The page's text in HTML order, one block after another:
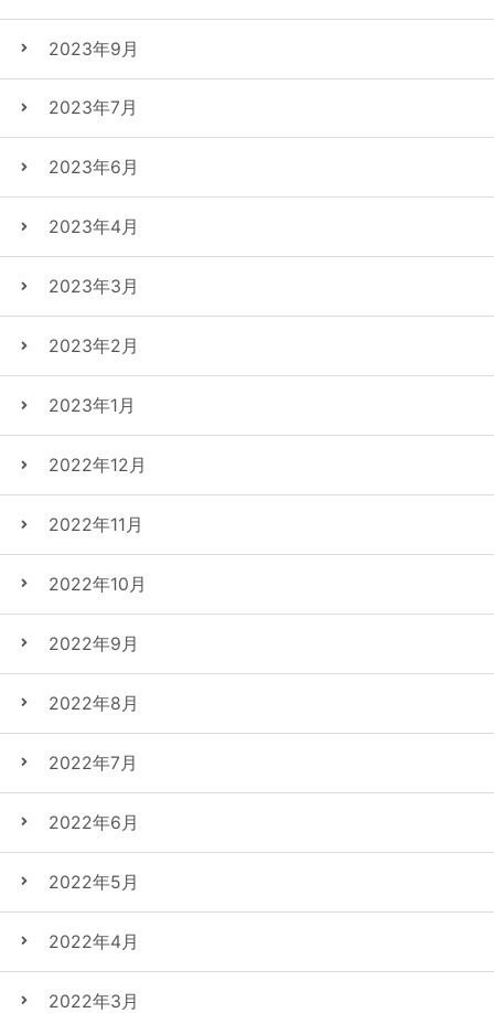
2023年9月
2023年7月
2023年6月
2023年4月
2023年3月
2023年2月
2023年1月
2022年12月
2022年11月
2022年10月
2022年9月
2022年8月
2022年7月
2022年6月
2022年5月
2022年4月
2022年3月